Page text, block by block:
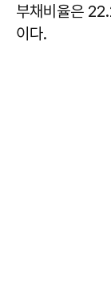
부채비율은
이다.